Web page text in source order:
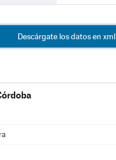
Descárgate los datos en xml